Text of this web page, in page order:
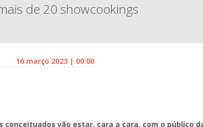
de 20 showcookings
16 março 2023 | 00:00
vão estar, cara a cara, com o público da